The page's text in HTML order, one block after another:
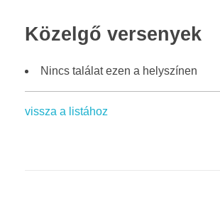
2018-2019
2017-2018
2016-2017
Közelgő versenyek
Nincs találat ezen a helyszínen
vissza a listához